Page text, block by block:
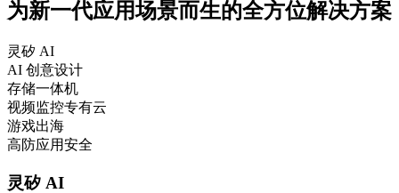
为新一代应用场景而生的全方位解决方案
灵矽 AI
AI 创意设计
存储一体机
视频监控专有云
游戏出海
高防应用安全
灵矽 AI